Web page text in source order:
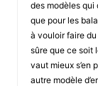
des modèles qui
que pour les
à vouloir faire
sûre que ce soit
vaut mieux s’en
autre modèle